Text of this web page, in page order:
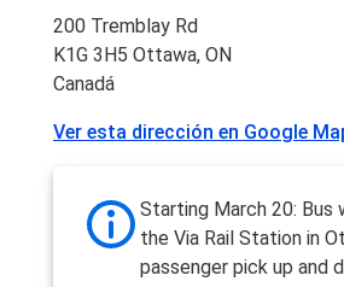
200 Tremblay Rd
K1G 3H5 Ottawa, ON
Canadá
Ver esta dirección en Google
Starting March 20: Bus
the Via Rail Station in
passenger pick up and